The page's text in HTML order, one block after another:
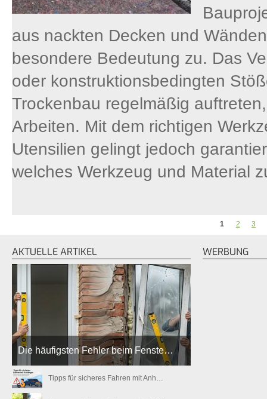
aus nackten Decken und
besondere Bedeutung zu. Das
oder konstruktionsbedingten
Trockenbau regelmäßig
Arbeiten. Mit dem richtigen
Utensilien gelingt jedoch
welches Werkzeug und Material
1 2 3
AKTUELLE ARTIKEL
Die häufigsten Fehler beim Fenste…
Tipps für sicheres Fahren mit Anh…
WERBUNG